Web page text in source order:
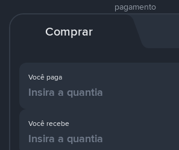
pagamento
Comprar
Você paga
Você recebe